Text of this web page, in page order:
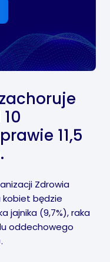
11,5
Zdrowia
kobiet będzie
jajnika (9,7%), raka
oddechowego